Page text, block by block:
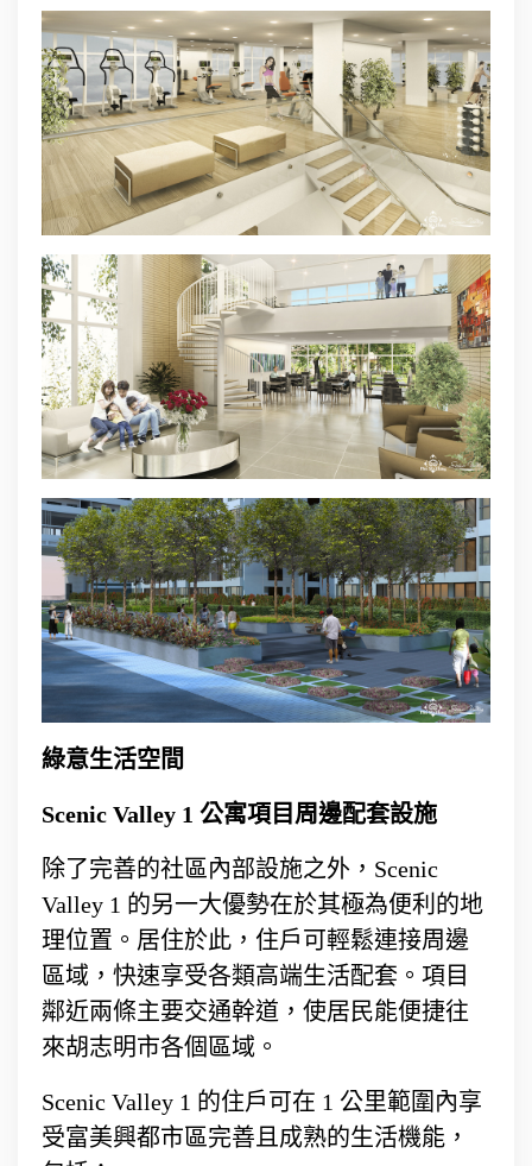
綠意生活空間
Scenic Valley 1 公寓項目周邊配套設施
除了完善的社區內部設施之外，Scenic
Valley 1 的另一大優勢在於其極為便利的地
理位置。居住於此，住戶可輕鬆連接周邊
區域，快速享受各類高端生活配套。項目
鄰近兩條主要交通幹道，使居民能便捷往
來胡志明市各個區域。
Scenic Valley 1 的住戶可在 1 公里範圍內享
受富美興都市區完善且成熟的生活機能，